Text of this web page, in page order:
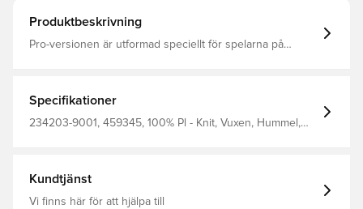
Produktbeskrivning
Pro-versionen är utformad speciellt för spelarna på
Spelarpassform med anpassad, mer atletisk skärning
jämfört med en vanlig passform som stöder rörelse och
smidighet Tillverkad av 100% polyester. Obs: Modellen är
Specifikationer
234203-9001, 459345, 100% Pl - Knit, Vuxen, Hummel,
Kundtjänst
Vi finns här för att hjälpa till